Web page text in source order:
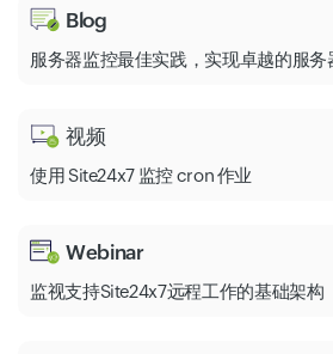
Blog
服务器监控最佳实践，实现卓越的服务
视频
使用 Site24x7 监控 cron 作业
Webinar
监视支持Site24x7远程工作的基础架构